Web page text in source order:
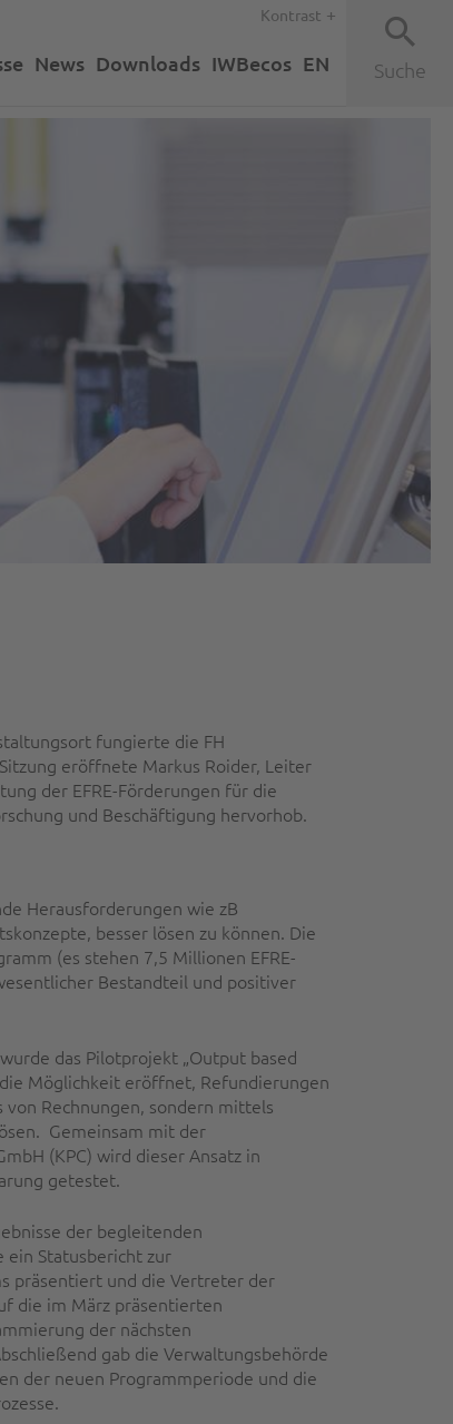
News Downloads IWBecos EN Suche
Kontrast
fungierte die FH
eröffnete Markus Roider, Leiter
der EFRE-Förderungen für die
und Beschäftigung hervorhob.
Herausforderungen wie zB
besser lösen zu können. Die
(es stehen 7,5 Millionen EFRE-
Bestandteil und positiver
das Pilotprojekt „Output based
Möglichkeit eröffnet, Refundierungen
von Rechnungen, sondern mittels
Gemeinsam mit der
(KPC) wird dieser Ansatz in
getestet.
der begleitenden
ein Statusbericht zur
präsentiert und die Vertreter der
die im März präsentierten
der nächsten
gab die Verwaltungsbehörde
der neuen Programmperiode und die